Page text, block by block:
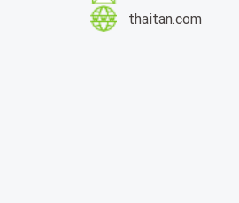
thaitan.com